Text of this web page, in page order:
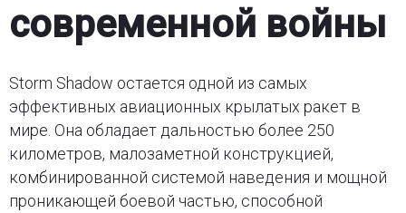
современной войны
Storm Shadow остается одной из самых
эффективных авиационных крылатых ракет в
мире. Она обладает дальностью более 250
километров, малозаметной конструкцией,
комбинированной системой наведения и мощной
проникающей боевой частью, способной